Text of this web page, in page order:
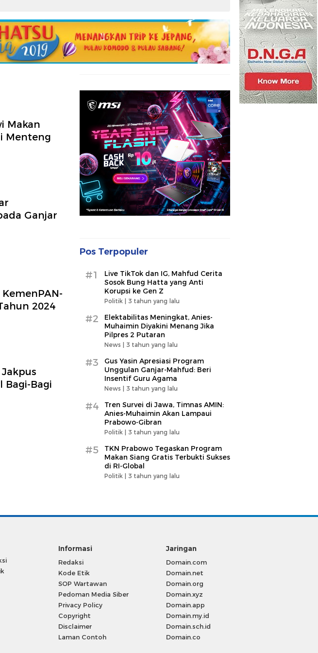
Makan
Menteng
Ganjar
KemenPAN-
2024
Jakpus
Bagi-Bagi
Pos Terpopuler
#1
Live TikTok dan IG, Mahfud Cerita
Sosok Bung Hatta yang Anti
Korupsi ke Gen Z
Politik | 3 tahun yang lalu
#2
Elektabilitas Meningkat, Anies-
Muhaimin Diyakini Menang Jika
Pilpres 2 Putaran
News | 3 tahun yang lalu
#3
Gus Yasin Apresiasi Program
Unggulan Ganjar-Mahfud: Beri
Insentif Guru Agama
News | 3 tahun yang lalu
#4
Tren Survei di Jawa, Timnas AMIN:
Anies-Muhaimin Akan Lampaui
Prabowo-Gibran
Politik | 3 tahun yang lalu
#5
TKN Prabowo Tegaskan Program
Makan Siang Gratis Terbukti Sukses
di RI-Global
Politik | 3 tahun yang lalu
Informasi
Redaksi
Kode Etik
SOP Wartawan
Pedoman Media Siber
Privacy Policy
Copyright
Disclaimer
Laman Contoh
Jaringan
Domain.com
Domain.net
Domain.org
Domain.xyz
Domain.app
Domain.my.id
Domain.sch.id
Domain.co